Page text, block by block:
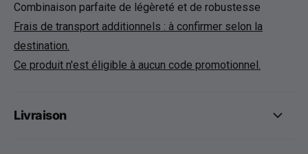
Combinaison parfaite de légèreté et de robustesse
Frais de transport additionnels : à confirmer selon la
destination.
Ce produit n'est éligible à aucun code promotionnel.
Livraison